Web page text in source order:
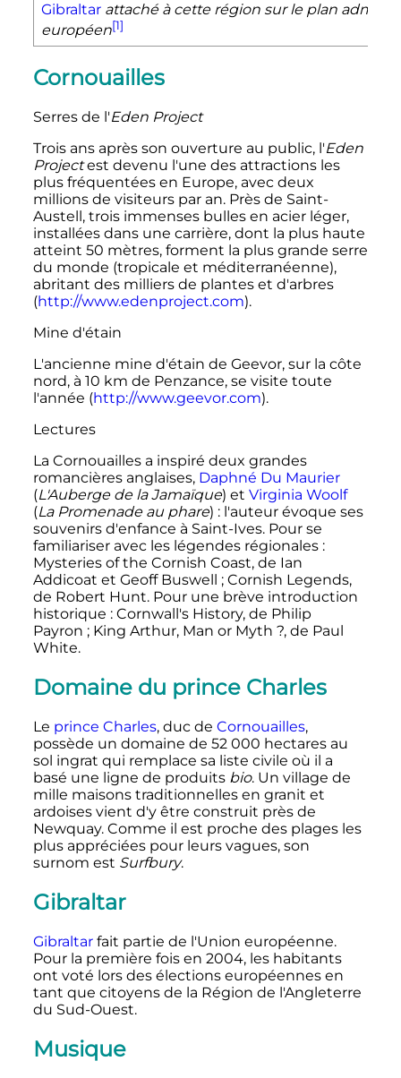
Gibraltar attaché à cette région sur le plan
européen[1]
Cornouailles
Serres de l'Eden Project
Trois ans après son ouverture au public, l'Eden
Projectest devenu l'une des attractions les
plus fréquentées en Europe, avec deux
millions de visiteurs par an. Près de Saint-
Austell, trois immenses bulles en acier léger,
installées dans une carrière, dont la plus haute
atteint 50 mètres, forment la plus grande serre
du monde (tropicale et méditerranéenne),
abritant des milliers de plantes et d'arbres
(http://www.edenproject.com).
Mine d'étain
L'ancienne mine d'étain de Geevor, sur la côte
nord, à 10 km de Penzance, se visite toute
l'année (http://www.geevor.com).
Lectures
La Cornouailles a inspiré deux grandes
romancières anglaises, Daphné Du Maurier
(L'Auberge de la Jamaïque) et Virginia Woolf
(La Promenade au phare) : l'auteur évoque ses
souvenirs d'enfance à Saint-Ives. Pour se
familiariser avec les légendes régionales :
Mysteries of the Cornish Coast, de Ian
Addicoat et Geoff Buswell
; Cornish Legends,
de Robert Hunt. Pour une brève introduction
historique : Cornwall's History, de Philip
Payron ; King Arthur, Man or Myth ?, de Paul
White.
Domaine du prince Charles
Le prince Charles, duc de Cornouailles,
possède un domaine de 52 000 hectares au
sol ingrat qui remplace sa liste civile où il a
basé une ligne de produits bio. Un village de
mille maisons traditionnelles en granit et
ardoises vient d'y être construit près de
Newquay. Comme il est proche des plages les
plus appréciées pour leurs vagues, son
surnom est Surfbury.
Gibraltar
Gibraltarfait partie de l'Union européenne.
Pour la première fois en 2004, les habitants
ont voté lors des élections européennes en
tant que citoyens de la Région de l'Angleterre
du Sud-Ouest.
Musique